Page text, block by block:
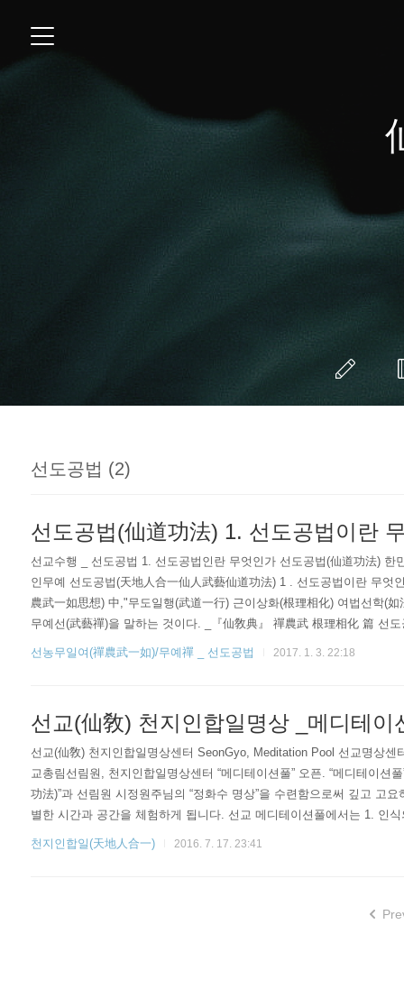
선도공법 (2)
선도공법(仙道功法) 1. 선도공법이란
선교수행 _ 선도공법 1. 선도공법인란 무엇인가 선도공법(仙道功法)
인무예 선도공법(天地人合一仙人武藝仙道功法) 1 . 선도공법이란 무엇
農武一如思想) 中,"무도일행(武道一行) 근이상화(根理相化) 여법선학(
무예선(武藝禪)을 말하는 것이다. _『仙敎典』 禪農武 根理相化 篇 선
선학(仙學)의 심구자(尋究者) 취정원사(聚正元師)님의 천지인합일(天
선농무일여(禪農武一如)/무예禪 _ 선도공법 2017. 1. 3. 22:18
선교(仙敎) 천지인합일명상 _메디테이
선교(仙敎) 천지인합일명상센터 SeonGyo, Meditation Pool 선교명상
교총림선림원, 천지인합일명상센터 “메디테이션풀” 오픈. “메디테이션
功法)”과 선림원 시정원주님의 “정화수 명상”을 수련함으로써 깊고 고
별한 시간과 공간을 체험하게 됩니다. 선교 메디테이션풀에서는 1. 인
천지의 에너지를 스스로 내면화하는 선교(仙敎) 만의 고유한 명상수련
천지인합일(天地人合一) 2016. 7. 17. 23:41